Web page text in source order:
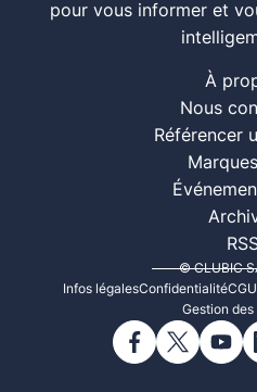
pour vous informer et
À
Nous
Référencer
© CLUBIC
Infos légalesConfidentialitéCGU
Gestion